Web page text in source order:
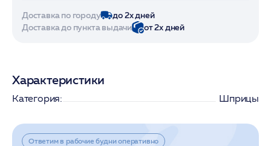
Доставка по городу
до 2х дней
Доставка до пункта выдачи
от 2х дней
Характеристики
Категория: Шприцы
Ответим в рабочие будни оперативно